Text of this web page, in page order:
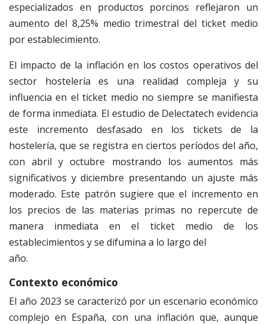
especializados en productos porcinos reflejaron un
aumento del 8,25% medio trimestral del ticket medio
por establecimiento.
El impacto de la inflación en los costos operativos del
sector hostelería es una realidad compleja y su
influencia en el ticket medio no siempre se manifiesta
de forma inmediata. El estudio de Delectatech evidencia
este incremento desfasado en los tickets de la
hostelería, que se registra en ciertos períodos del año,
con abril y octubre mostrando los aumentos más
significativos y diciembre presentando un ajuste más
moderado. Este patrón sugiere que el incremento en
los precios de las materias primas no repercute de
manera inmediata en el ticket medio de los
establecimientos y se difumina a lo largo del
año.
Contexto económico
El año 2023 se caracterizó por un escenario económico
complejo en España, con una inflación que, aunque